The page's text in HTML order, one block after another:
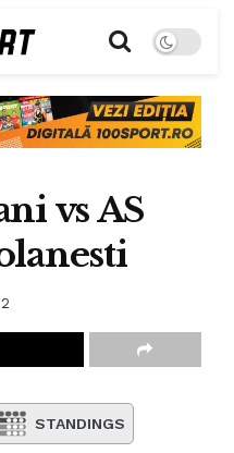
vs AS
STANDINGS